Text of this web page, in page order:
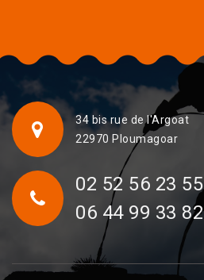
34 bis rue de l'Argoat
22970 Ploumagoar
02 52 56 23 55
06 44 99 33 82